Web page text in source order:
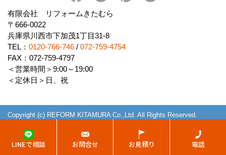
有限会社 リフォームきたむら
〒666-0022
兵庫県川西市下加茂1丁目31-8
TEL： 0120-766-746 / 072-759-4754
FAX：072-759-4797
＜営業時間＞9:00～19:00
＜定休日＞日、祝
Copyright (c) REFORM KITAMURA Co.,Ltd. All Rights Reserved.
LINEで相談 お問合せ お見積り 電話